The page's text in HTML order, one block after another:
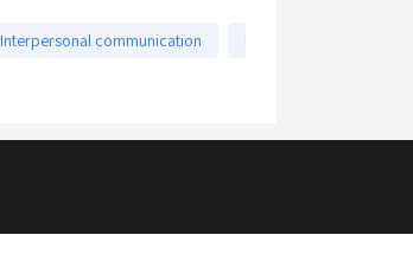
Interpersonal communication